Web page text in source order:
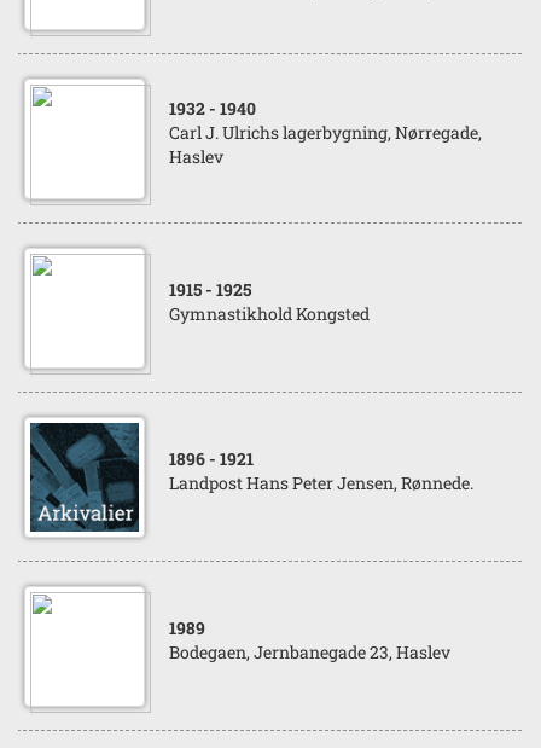
1932 - 1940
Carl J. Ulrichs lagerbygning, Nørregade,
Haslev
1915 - 1925
Gymnastikhold Kongsted
1896 - 1921
Landpost Hans Peter Jensen, Rønnede.
1989
Bodegaen, Jernbanegade 23, Haslev